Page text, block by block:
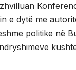
e dytë me
politike në